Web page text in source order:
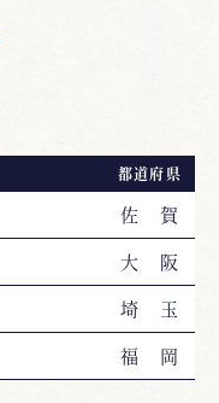
都道府県
佐 賀
大 阪
埼 玉
福 岡